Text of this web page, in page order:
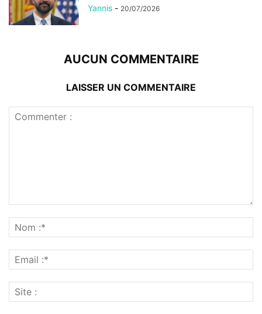
Yannis - 20/07/2026
AUCUN COMMENTAIRE
LAISSER UN COMMENTAIRE